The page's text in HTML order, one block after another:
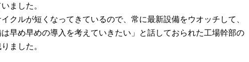
ました。
イクルが短くなってきているので、常に最新設備をウオッチして、
早め早めの導入を考えていきたい」と話しておられた工場幹部の
ました。